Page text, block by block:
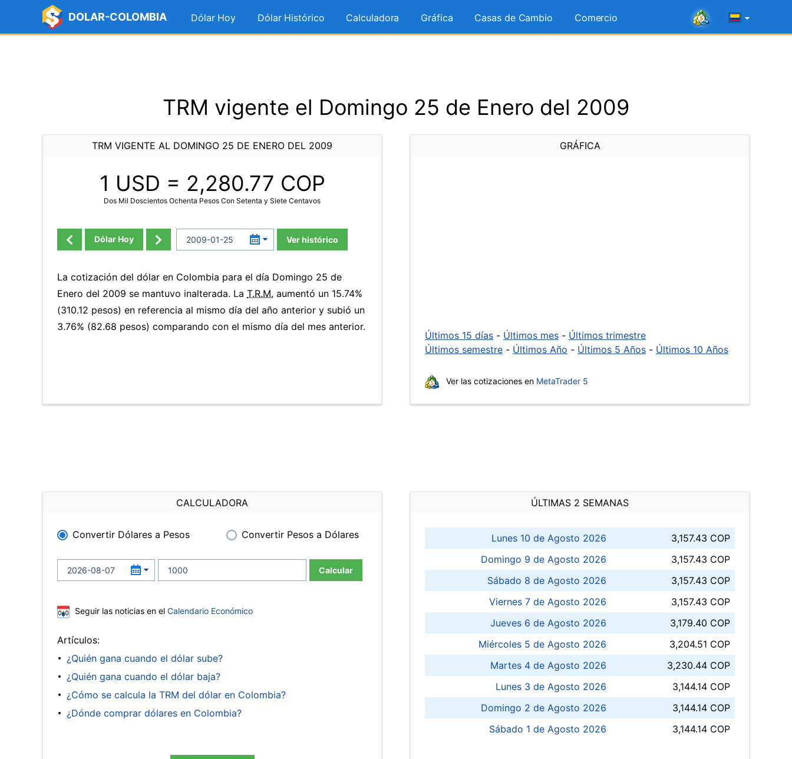
DOLAR-COLOMBIA Dólar Hoy Dólar Histórico Calculadora Gráfica Casas de Cambio Comercio
TRM vigente el Domingo 25 de Enero del 2009
TRM VIGENTE AL DOMINGO 25 DE ENERO DEL 2009
1 USD = 2,280.77 COP
Dos Mil Doscientos Ochenta Pesos Con Setenta y Siete Centavos
Dólar Hoy Ver histórico
La cotización del dólar en Colombia para el día Domingo 25 de
Enero del 2009 se mantuvo inalterada. La T.R.M. aumentó un 15.74%
(310.12 pesos) en referencia al mismo día del año anterior y subió un
3.76% (82.68 pesos) comparando con el mismo día del mes anterior.
GRÁFICA
Últimos 15 días - Últimos mes - Últimos trimestre
Últimos semestre - Últimos Año - Últimos 5 Años - Últimos 10 Años
Ver las cotizaciones en MetaTrader 5
CALCULADORA
Convertir Dólares a Pesos Convertir Pesos a Dólares
Calcular
Seguir las noticias en el Calendario Económico
Artículos:
¿Quién gana cuando el dólar sube?
¿Quién gana cuando el dólar baja?
¿Cómo se calcula la TRM del dólar en Colombia?
¿Dónde comprar dólares en Colombia?
ÚLTIMAS 2 SEMANAS
Lunes 10 de Agosto 2026
3,157.43 COP
Domingo 9 de Agosto 2026
3,157.43 COP
Sábado 8 de Agosto 2026
3,157.43 COP
Viernes 7 de Agosto 2026
3,157.43 COP
Jueves 6 de Agosto 2026
3,179.40 COP
Miércoles 5 de Agosto 2026
3,204.51 COP
Martes 4 de Agosto 2026
3,230.44 COP
Lunes 3 de Agosto 2026
3,144.14 COP
Domingo 2 de Agosto 2026
3,144.14 COP
Sábado 1 de Agosto 2026
3,144.14 COP